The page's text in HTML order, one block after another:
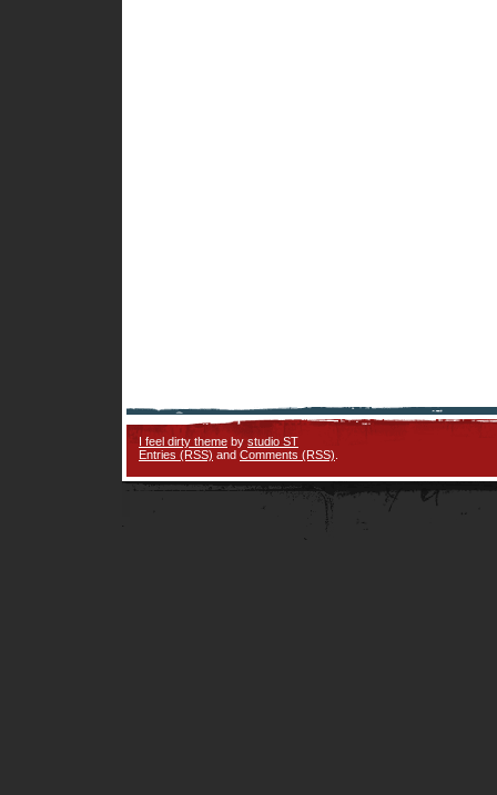
I feel dirty theme by studio ST
Entries (RSS) and Comments (RSS)